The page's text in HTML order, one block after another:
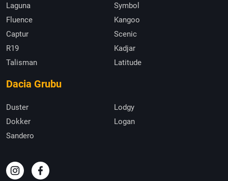
Laguna
Symbol
Fluence
Kangoo
Captur
Scenic
R19
Kadjar
Talisman
Latitude
Dacia Grubu
Duster
Lodgy
Dokker
Logan
Sandero